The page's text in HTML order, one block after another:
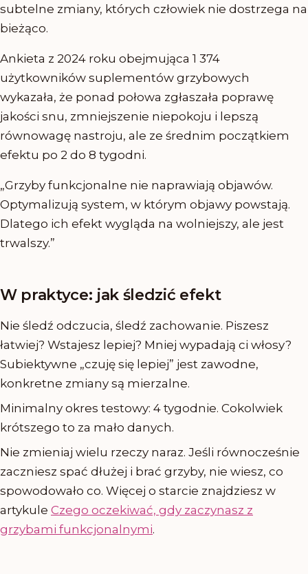
subtelne zmiany, których człowiek nie dostrzega na
bieżąco.
Ankieta z 2024 roku obejmująca 1 374
użytkowników suplementów grzybowych
wykazała, że ponad połowa zgłaszała poprawę
jakości snu, zmniejszenie niepokoju i lepszą
równowagę nastroju, ale ze średnim początkiem
efektu po 2 do 8 tygodni.
„Grzyby funkcjonalne nie naprawiają objawów.
Optymalizują system, w którym objawy powstają.
Dlatego ich efekt wygląda na wolniejszy, ale jest
trwalszy.”
W praktyce: jak śledzić efekt
Nie śledź odczucia, śledź zachowanie. Piszesz
łatwiej? Wstajesz lepiej? Mniej wypadają ci włosy?
Subiektywne „czuję się lepiej” jest zawodne,
konkretne zmiany są mierzalne.
Minimalny okres testowy: 4 tygodnie. Cokolwiek
krótszego to za mało danych.
Nie zmieniaj wielu rzeczy naraz. Jeśli równocześnie
zaczniesz spać dłużej i brać grzyby, nie wiesz, co
spowodowało co. Więcej o starcie znajdziesz w
artykule Czego oczekiwać, gdy zaczynasz z
grzybami funkcjonalnymi.